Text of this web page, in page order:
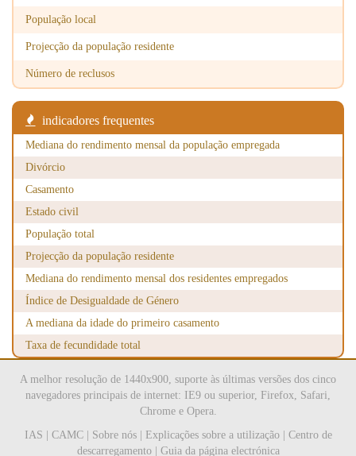
1986 152,700
1987 159,100 153,100
1988 163,300
1990 173,900 165,600 339,500
1991
1992
1993 201,300 188,700 390,000
1994 208,800 194,800
1995 215,600 199,400 415,000
1996 215,200 200,000 415,200
1997 216,800
1999 223,400 206,200 429,600
2000 224,300 207,200 431,500
População local
Projecção da população residente
Número de reclusos
indicadores frequentes
Mediana do rendimento mensal da população empregada
Divórcio
Casamento
Estado civil
População total
Projecção da população residente
Mediana do rendimento mensal dos residentes empregados
Índice de Desigualdade de Género
A mediana da idade do primeiro casamento
Taxa de fecundidade total
A melhor resolução de 1440x900, suporte às últimas versões dos cinco
navegadores principais de internet: IE9 ou superior, Firefox, Safari,
Chrome e Opera.
IAS
CAMC| Sobre nós| Explicações sobre a utilização| Centro de
descarregamento| Guia da página electrónica